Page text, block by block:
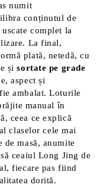
numit
conținutul de
complet la
La final,
plată, netedă, cu
șisortate pe grade
aspect și
ambalat. Loturile
manual în
ceea ce explică
claselor cele mai
masă, anumite
ceaiul Long Jing de
fiecare pas fiind
dorită​.